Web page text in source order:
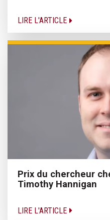
LIRE L'ARTICLE
Prix du chercheur
Timothy Hannigan
LIRE L'ARTICLE